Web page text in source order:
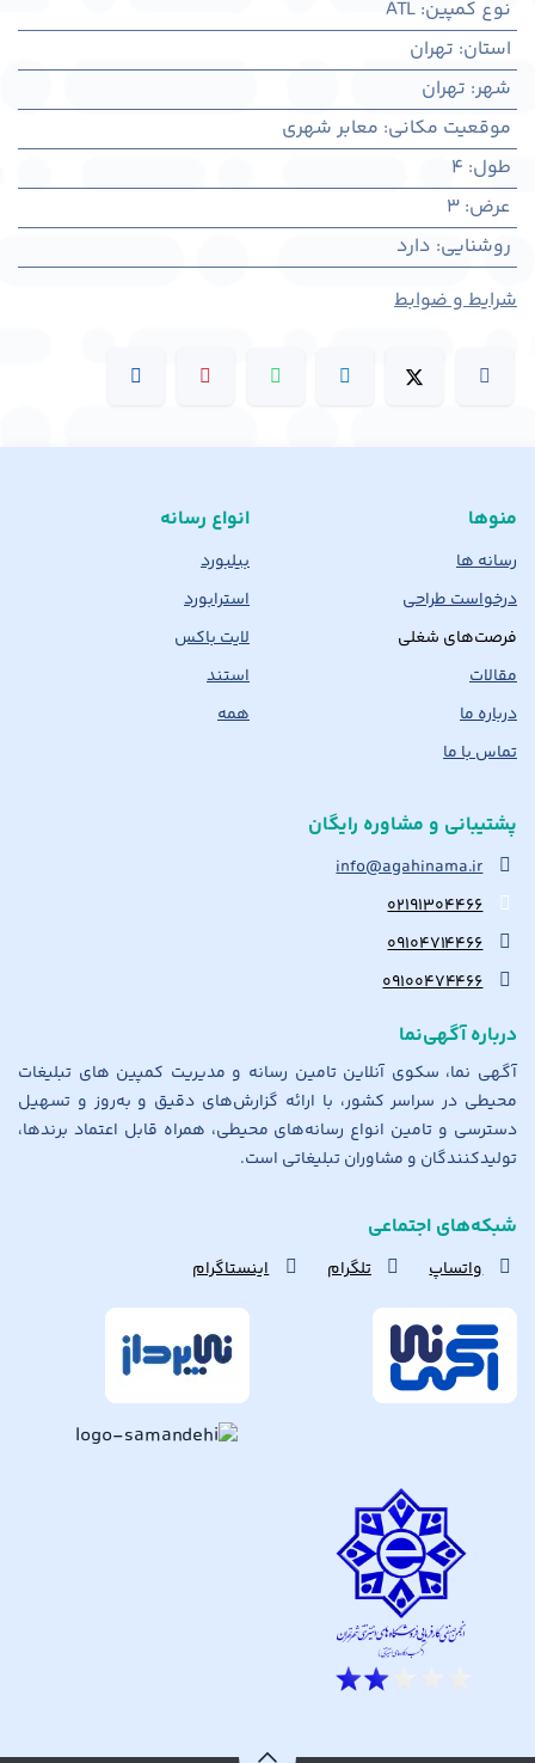
نوع کمپین:
ATL
استان: تهران
شهر: تهران
موقعیت مکانی: معابر شهری
طول:
4
عرض:
3
روشنایی: دارد
شرایط و ضوابط
منوها
رسانه ها
درخواست طراحی
فرصت‌های شغلی
مقالات
درباره ما
تماس با ما
انواع رسانه
بیلبورد
استرابورد
لایت باکس
استند
همه
پشتیبانی و مشاوره رایگان
info@agahinama.ir
۰۲۱۹۱۳۰۴۴۶۶
۰۹۱۰۴۷۱۴۴۶۶
۰۹۱۰۰۴۷۴۴۶۶
درباره آگهی‌نما
آگهی نما، سکوی آنلاین تامین رسانه و مدیریت کمپین های تبلیغات
محیطی در سراسر کشور، با ارائه گزارش‌های دقیق و به‌روز و تسهیل
دسترسی و تامین انواع رسانه‌های محیطی، همراه قابل اعتماد برندها،
تولیدکنندگان و مشاوران تبلیغاتی است.
شبکه‌های اجتماعی
واتساپ تلگرام اینستاگرام